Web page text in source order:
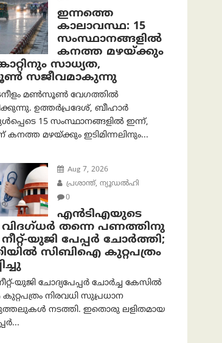
ഇന്നത്തെ
കാലാവസ്ഥ: 15
സംസ്ഥാനങ്ങളിൽ
കനത്ത മഴയ്ക്കും
സാധ്യത,
സജീവമാകുന്നു
മൺസൂൺ വേഗത്തിൽ
ഉത്തർപ്രദേശ്, ബീഹാർ
15 സംസ്ഥാനങ്ങളിൽ ഇന്ന്,
കനത്ത മഴയ്ക്കും ഇടിമിന്നലിനും...
Aug 7, 2026
പ്രശാന്ത്, ന്യൂഡല്‍ഹി
0
എൻ‌ടി‌എയുടെ
വിദഗ്ധർ തന്നെ പണത്തിനു
യു‌ജി പേപ്പർ ചോർത്തി;
സിബിഐ കുറ്റപത്രം
യുജി ചോദ്യപേപ്പർ ചോർച്ച കേസിൽ
നിരവധി സുപ്രധാന
നടത്തി. ഇതൊരു ലളിതമായ